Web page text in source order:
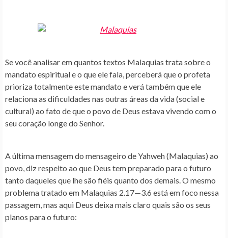
Se você analisar em quantos textos Malaquias trata sobre o
mandato espiritual e o que ele fala, perceberá que o profeta
prioriza totalmente este mandato e verá também que ele
relaciona as dificuldades nas outras áreas da vida (social e
cultural) ao fato de que o povo de Deus estava vivendo com o
seu coração longe do Senhor.
A última mensagem do mensageiro de Yahweh (Malaquias) ao
povo, diz respeito ao que Deus tem preparado para o futuro
tanto daqueles que lhe são fiéis quanto dos demais. O mesmo
problema tratado em Malaquias 2.17—3.6 está em foco nessa
passagem, mas aqui Deus deixa mais claro quais são os seus
planos para o futuro: